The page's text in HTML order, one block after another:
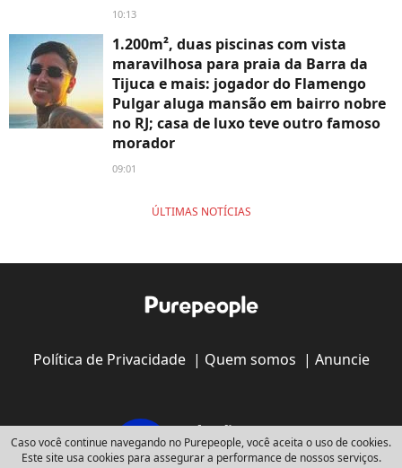
10:13
1.200m², duas piscinas com vista
maravilhosa para praia da Barra da
Tijuca e mais: jogador do Flamengo
Pulgar aluga mansão em bairro nobre
no RJ; casa de luxo teve outro famoso
morador
09:01
ÚLTIMAS NOTÍCIAS
Política de Privacidade| Quem somos | Anuncie
Caso você continue navegando no Purepeople, você aceita o uso de cookies.
Este site usa cookies para assegurar a performance de nossos serviços.